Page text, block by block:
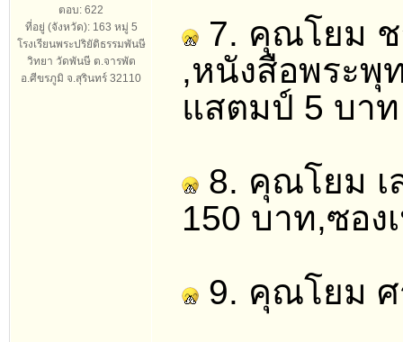
ตอบ: 622
ที่อยู่ (จังหวัด): 163 หมู่ 5
โรงเรียนพระปริยัติธรรมพันษี
วิทยา วัดพันษี ต.จารพัต
อ.ศีขรภูมิ จ.สุรินทร์ 32110
7. คุณโยม ช
,หนังสือพระพุ
แสตมป์ 5 บาท
8. คุณโยม เ
150 บาท,ซอง
9. คุณโยม ศ